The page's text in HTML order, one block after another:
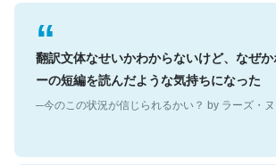
翻訳文体なせいかわからないけど、なぜか
ーの短編を読んだような気持ちになった